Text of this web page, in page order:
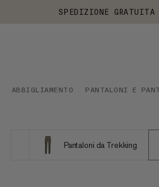
SPEDIZIONE
ABBIGLIAMENTO PANTALONI E
Pantaloni da Trekking